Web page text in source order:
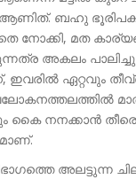
ബഹു
നോക്കി, മത
അകലം പാലിച്ചു
ഏറ്റവും
കൈ നനക്കാൻ
അലട്ടുന്ന